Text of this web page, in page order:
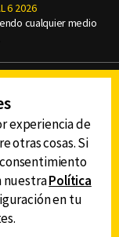
6 2026
cualquier medio
6
experiencia de
otras cosas. Si
nuestraPolítica
en tu